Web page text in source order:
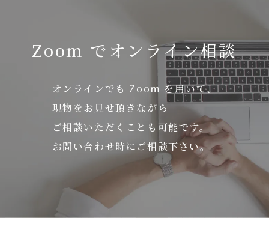
Zoom でオンライン相談
オンラインでも Zoom を用いて、
現物をお見せ頂きながら
ご相談いただくことも可能です。
お問い合わせ時にご相談下さい。